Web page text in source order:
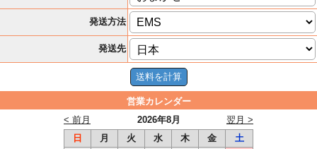
発送方法
発送先
営業カレンダー
2026年8月
< 前月
翌月 >
日
月 火 水 木 金
土